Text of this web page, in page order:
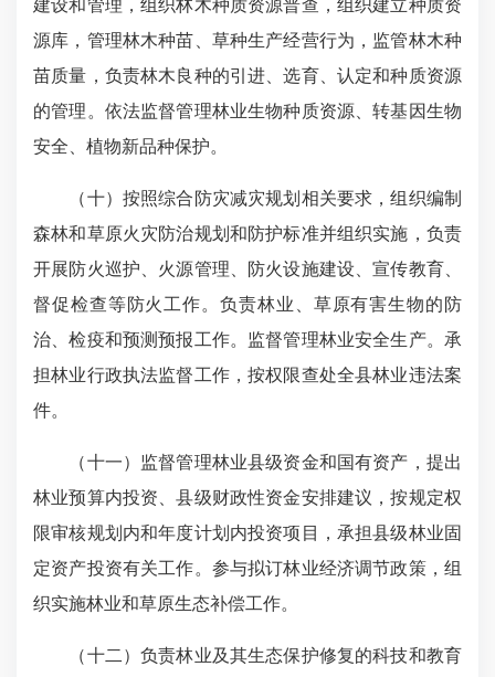
建设和管理，组织林木种质资源普查，组织建立种质资
源库，管理林木种苗、草种生产经营行为，监管林木种
苗质量，负责林木良种的引进、选育、认定和种质资源
的管理。依法监督管理林业生物种质资源、转基因生物
安全、植物新品种保护。
（十）按照综合防灾减灾规划相关要求，组织编制
森林和草原火灾防治规划和防护标准并组织实施，负责
开展防火巡护、火源管理、防火设施建设、宣传教育、
督促检查等防火工作。负责林业、草原有害生物的防
治、检疫和预测预报工作。监督管理林业安全生产。承
担林业行政执法监督工作，按权限查处全县林业违法案
件。
（十一）监督管理林业县级资金和国有资产，提出
林业预算内投资、县级财政性资金安排建议，按规定权
限审核规划内和年度计划内投资项目，承担县级林业固
定资产投资有关工作。参与拟订林业经济调节政策，组
织实施林业和草原生态补偿工作。
（十二）负责林业及其生态保护修复的科技和教育